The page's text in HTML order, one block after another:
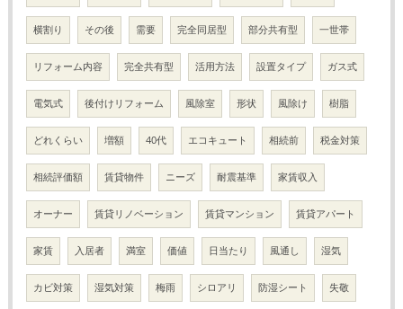
横割り その後 需要 完全同居型 部分共有型 一世帯
リフォーム内容 完全共有型 活用方法 設置タイプ ガス式
電気式 後付けリフォーム 風除室 形状 風除け 樹脂
どれくらい 増額 40代 エコキュート 相続前 税金対策
相続評価額 賃貸物件 ニーズ 耐震基準 家賃収入
オーナー 賃貸リノベーション 賃貸マンション 賃貸アパート
家賃 入居者 満室 価値 日当たり 風通し 湿気
カビ対策 湿気対策 梅雨 シロアリ 防湿シート 失敬